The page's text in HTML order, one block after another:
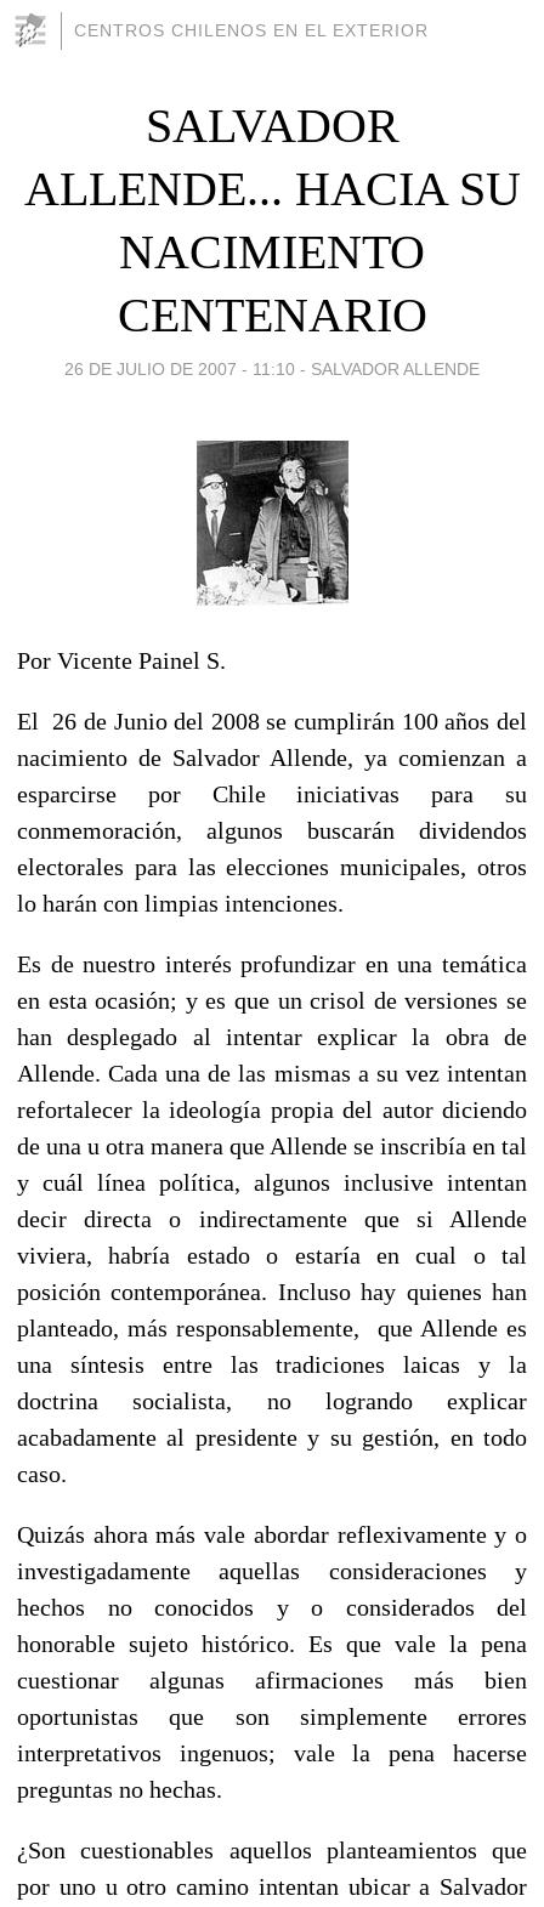
CENTROS CHILENOS EN EL EXTERIOR
SALVADOR
ALLENDE... HACIA SU
NACIMIENTO
CENTENARIO
26 DE JULIO DE 2007 - 11:10 - SALVADOR ALLENDE
Por Vicente Painel S.
El 26 de Junio del 2008 se cumplirán 100 años del
nacimiento de Salvador Allende, ya comienzan a
esparcirse por Chile iniciativas para su
conmemoración, algunos buscarán dividendos
electorales para las elecciones municipales, otros
lo harán con limpias intenciones.
Es de nuestro interés profundizar en una temática
en esta ocasión; y es que un crisol de versiones se
han desplegado al intentar explicar la obra de
Allende. Cada una de las mismas a su vez intentan
refortalecer la ideología propia del autor diciendo
de una u otra manera que Allende se inscribía en tal
y cuál línea política, algunos inclusive intentan
decir directa o indirectamente que si Allende
viviera, habría estado o estaría en cual o tal
posición contemporánea. Incluso hay quienes han
planteado, más responsablemente, que Allende es
una síntesis entre las tradiciones laicas y la
doctrina socialista, no logrando explicar
acabadamente al presidente y su gestión, en todo
caso.
Quizás ahora más vale abordar reflexivamente y o
investigadamente aquellas consideraciones y
hechos no conocidos y o considerados del
honorable sujeto histórico. Es que vale la pena
cuestionar algunas afirmaciones más bien
oportunistas que son simplemente errores
interpretativos ingenuos; vale la pena hacerse
preguntas no hechas.
¿Son cuestionables aquellos planteamientos que
por uno u otro camino intentan ubicar a Salvador